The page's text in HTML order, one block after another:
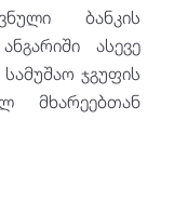
ბანკის
ასევე
ჯგუფის
მხარეებთან